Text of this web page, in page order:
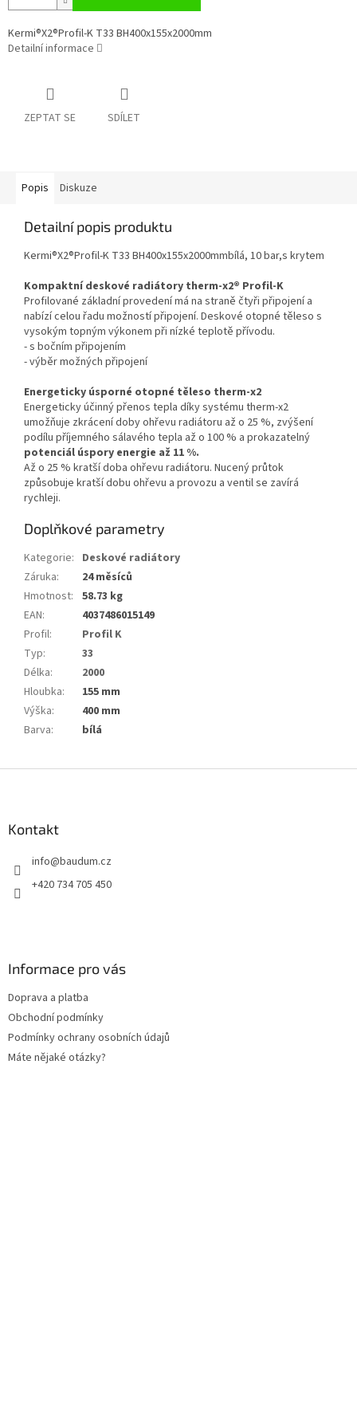
Kermi®X2®Profil-K T33 BH400x155x2000mm
Detailní informace
ZEPTAT SE SDÍLET
Popis Diskuze
Detailní popis produktu
Kermi®X2®Profil-K T33 BH400x155x2000mmbílá, 10 bar,s krytem
Kompaktní deskové radiátory therm-x2® Profil-K
Profilované základní provedení má na straně čtyři připojení a
nabízí celou řadu možností připojení. Deskové otopné těleso s
vysokým topným výkonem při nízké teplotě přívodu.
- s bočním připojením
- výběr možných připojení
Energeticky úsporné otopné těleso therm-x2
Energeticky účinný přenos tepla díky systému therm-x2
umožňuje zkrácení doby ohřevu radiátoru až o 25 %, zvýšení
podílu příjemného sálavého tepla až o 100 % a prokazatelný
potenciál úspory energie až 11 %.
Až o 25 % kratší doba ohřevu radiátoru. Nucený průtok
způsobuje kratší dobu ohřevu a provozu a ventil se zavírá
rychleji.
Doplňkové parametry
Kategorie: Deskové radiátory
Záruka:
24 měsíců
Hmotnost: 58.73 kg
EAN:
4037486015149
Profil:
Profil K
Typ:
33
Délka:
2000
Hloubka:
155 mm
Výška:
400 mm
Barva: bílá
Kontakt
info@baudum.cz
+420 734 705 450
Informace pro vás
Doprava a platba
Obchodní podmínky
Podmínky ochrany osobních údajů
Máte nějaké otázky?